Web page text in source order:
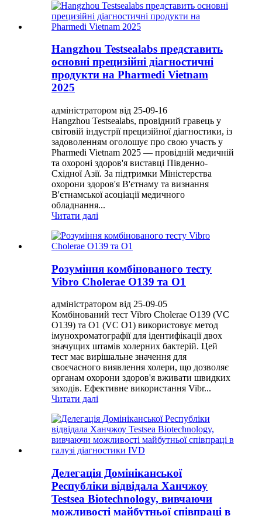
Hangzhou Testsealabs представить
основні прецизійні діагностичні
продукти на Pharmedi Vietnam
2025
адміністратором від 25-09-16
Hangzhou Testsealabs, провідний гравець у
світовій індустрії прецизійної діагностики, із
задоволенням оголошує про свою участь у
Pharmedi Vietnam 2025 — провідній медичній
та охороні здоров'я виставці Південно-
Східної Азії. За підтримки Міністерства
охорони здоров'я В'єтнаму та визнання
В'єтнамської асоціації медичного
обладнання...
Читати далі
Розуміння комбінованого тесту
Vibro Cholerae O139 та O1
адміністратором від 25-09-05
Комбінований тест Vibro Cholerae O139 (VC
O139) та O1 (VC O1) використовує метод
імунохроматографії для ідентифікації двох
значущих штамів холерних бактерій. Цей
тест має вирішальне значення для
своєчасного виявлення холери, що дозволяє
органам охорони здоров'я вживати швидких
заходів. Ефективне використання Vibr...
Читати далі
Делегація Домініканської
Республіки відвідала Ханчжоу
Testsea Biotechnology, вивчаючи
можливості майбутньої співпраці в